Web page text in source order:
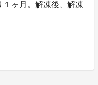
ヶ月。解凍後、解凍